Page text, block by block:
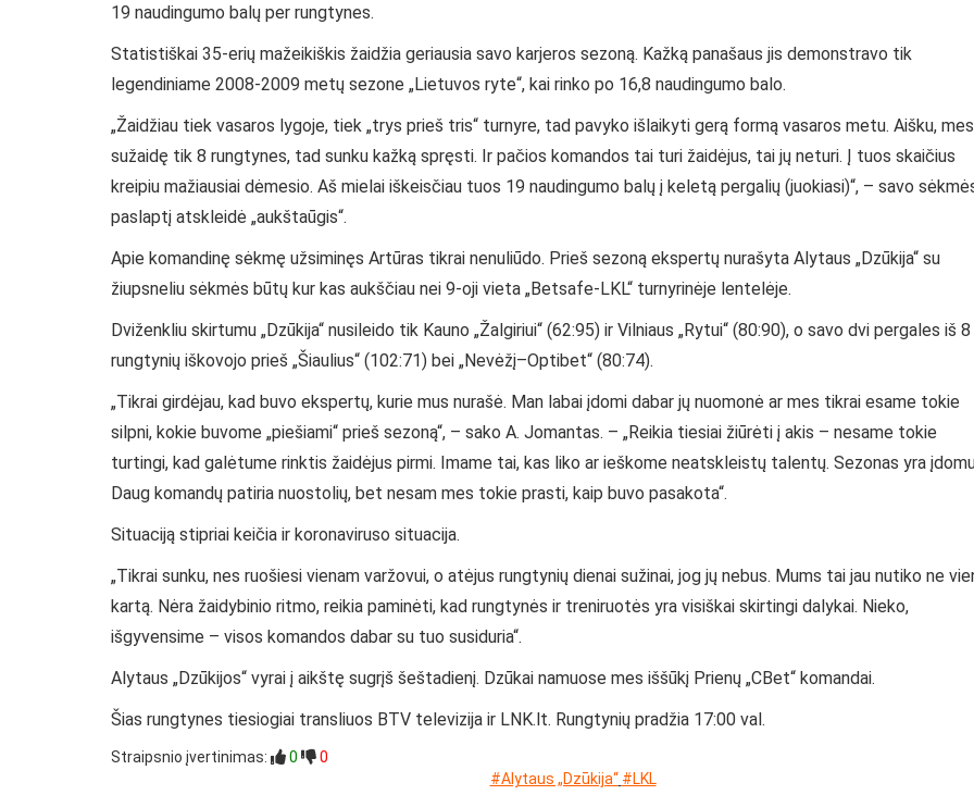
19 naudingumo balų per rungtynes.
Statistiškai 35-erių mažeikiškis žaidžia geriausia savo karjeros sezoną. Kažką panašaus jis demonstravo tik
legendiniame 2008-2009 metų sezone „Lietuvos ryte“, kai rinko po 16,8 naudingumo balo.
„Žaidžiau tiek vasaros lygoje, tiek „trys prieš tris“ turnyre, tad pavyko išlaikyti gerą formą vasaros metu. Aišku, mes
sužaidę tik 8 rungtynes, tad sunku kažką spręsti. Ir pačios komandos tai turi žaidėjus, tai jų neturi. Į tuos skaičius
kreipiu mažiausiai dėmesio. Aš mielai iškeisčiau tuos 19 naudingumo balų į keletą pergalių (juokiasi)“, – savo
paslaptį atskleidė „aukštaūgis“.
Apie komandinę sėkmę užsiminęs Artūras tikrai nenuliūdo. Prieš sezoną ekspertų nurašyta Alytaus „Dzūkija“ su
žiupsneliu sėkmės būtų kur kas aukščiau nei 9-oji vieta „Betsafe-LKL“ turnyrinėje lentelėje.
Dviženkliu skirtumu „Dzūkija“ nusileido tik Kauno „Žalgiriui“ (62:95) ir Vilniaus „Rytui“ (80:90), o savo dvi pergales iš 8
rungtynių iškovojo prieš „Šiaulius“ (102:71) bei „Nevėžį–Optibet“ (80:74).
„Tikrai girdėjau, kad buvo ekspertų, kurie mus nurašė. Man labai įdomi dabar jų nuomonė ar mes tikrai esame tokie
silpni, kokie buvome „piešiami“ prieš sezoną“, – sako A. Jomantas. – „Reikia tiesiai žiūrėti į akis – nesame tokie
turtingi, kad galėtume rinktis žaidėjus pirmi. Imame tai, kas liko ar ieškome neatskleistų talentų. Sezonas yra
Daug komandų patiria nuostolių, bet nesam mes tokie prasti, kaip buvo pasakota“.
Situaciją stipriai keičia ir koronaviruso situacija.
„Tikrai sunku, nes ruošiesi vienam varžovui, o atėjus rungtynių dienai sužinai, jog jų nebus. Mums tai jau nutiko ne
kartą. Nėra žaidybinio ritmo, reikia paminėti, kad rungtynės ir treniruotės yra visiškai skirtingi dalykai. Nieko,
išgyvensime – visos komandos dabar su tuo susiduria“.
Alytaus „Dzūkijos“ vyrai į aikštę sugrįš šeštadienį. Dzūkai namuose mes iššūkį Prienų „CBet“ komandai.
Šias rungtynes tiesiogiai transliuos BTV televizija ir LNK.lt. Rungtynių pradžia 17:00 val.
Straipsnio įvertinimas: 0
0
#Alytaus „Dzūkija“ #LKL